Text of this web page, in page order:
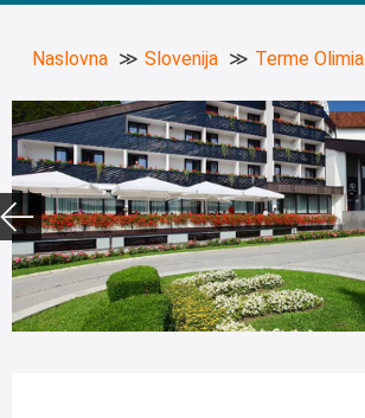
Naslovna Slovenija Terme Olimia